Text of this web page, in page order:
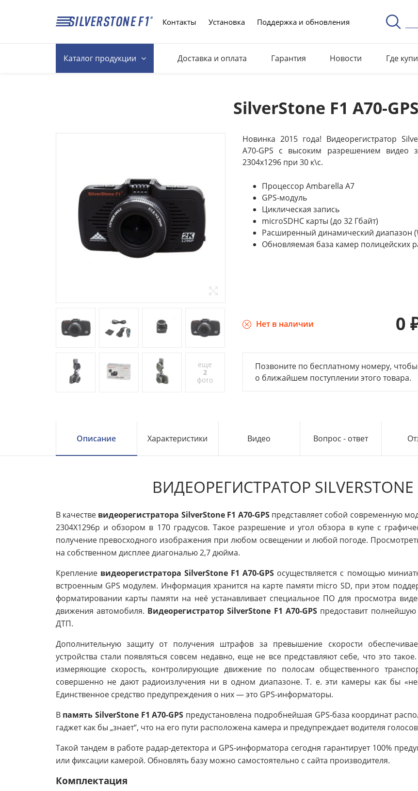
Контакты Установка Поддержка и обновления
Каталогпродукции Доставка и оплата Гарантия Новости Где
SilverStone F1 A70-GPS
еще
2
фото
Новинка 2015 года! Видеорегистратор
A70-GPS с высоким разрешением видео
2304х1296 при 30 к\с.
Процессор Ambarella A7
GPS-модуль
Циклическая запись
microSDHC карты (до 32 Гбайт)
Расширенный динамический диапазон
Обновляемая база камер полицейских
Нет в наличии 0
Позвоните по бесплатному номеру, чтобы
о ближайшем поступлении этого товара.
Описание Характеристики Видео Вопрос - ответ
ВИДЕОРЕГИСТРАТОР SILVERSTONE
В качестве видеорегистратора SilverStone F1 A70-GPSпредставляет собой современную
2304X1296p и обзором в 170 градусов. Такое разрешение и угол обзора в купе с
получение превосходного изображения при любом освещении и любой погоде.
на собственном дисплее диагональю 2,7 дюйма.
Крепление видеорегистратора SilverStone F1 A70-GPS осуществляется с помощью
встроенным GPS модулем. Информация хранится на карте памяти micro SD, при этом
форматировании карты памяти на неё устанавливает специальное ПО для просмотра
движения автомобиля. Видеорегистратор SilverStone F1 A70-GPS предоставит
ДТП.
Дополнительную защиту от получения штрафов за превышение скорости
устройства стали появляться совсем недавно, еще не все представляют себе, что это
измеряющие скорость, контролирующие движение по полосам общественного
совершенно не дают радиоизлучения ни в одном диапазоне. Т. е. эти камеры как бы
Единственное средство предупреждения о них — это GPS-информаторы.
В память SilverStone F1 A70-GPS предустановлена подробнейшая GPS-база координат
гаджет как бы „знает“, что на его пути расположена камера и предупреждает водителя
Такой тандем в работе радар-детектора и GPS-информатора сегодня гарантирует 100%
или фиксации камерой. Обновлять базу можно самостоятельно с сайта производителя.
Комплектация